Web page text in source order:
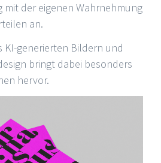
mit der eigenen Wahrnehmung
an.
KI-generierten Bildern und
bringt dabei besonders
hervor.